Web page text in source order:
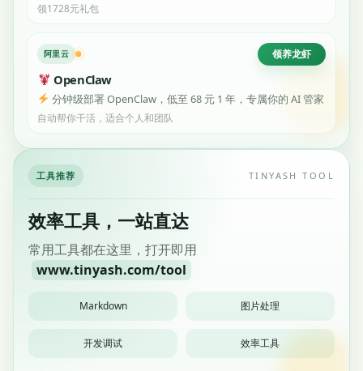
领1728元礼包
阿里云 领养龙虾
OpenClaw
分钟级部署 OpenClaw，低至 68 元 1 年，专属你的 AI 管家
自动帮你干活，适合个人和团队
工具推荐 TINYASH TOOL
效率工具，一站直达
常用工具都在这里，打开即用
www.tinyash.com/tool
Markdown 图片处理
开发调试 效率工具